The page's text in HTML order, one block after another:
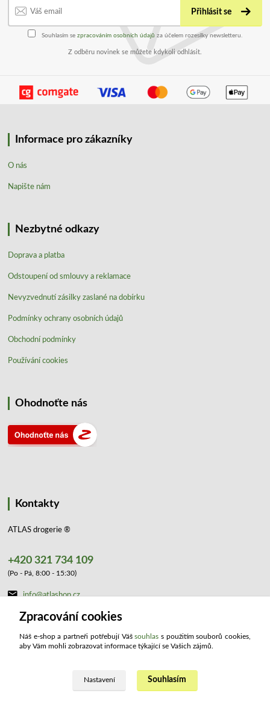
Přihlásit se
Souhlasím se zpracováním osobních údajů za účelem rozesílky newsletteru.
Z odběru novinek se můžete kdykoli odhlásit.
Informace pro zákazníky
O nás
Napište nám
Nezbytné odkazy
Doprava a platba
Odstoupení od smlouvy a reklamace
Nevyzvednutí zásilky zaslané na dobírku
Podmínky ochrany osobních údajů
Obchodní podmínky
Používání cookies
Ohodnoťte nás
Kontakty
ATLAS drogerie ®
+420 321 734 109
(Po - Pá, 8:00 - 15:30)
info@atlashop.cz
Upravit sběr cookies.
Zpracování cookies
Náš e-shop a partneři potřebují Vášsouhlas s použitím souborů cookies,
aby Vám mohli zobrazovat informace týkající se Vašich zájmů.
Nastavení Souhlasím